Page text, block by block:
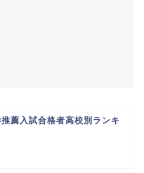
薦入試合格者高校別ランキ